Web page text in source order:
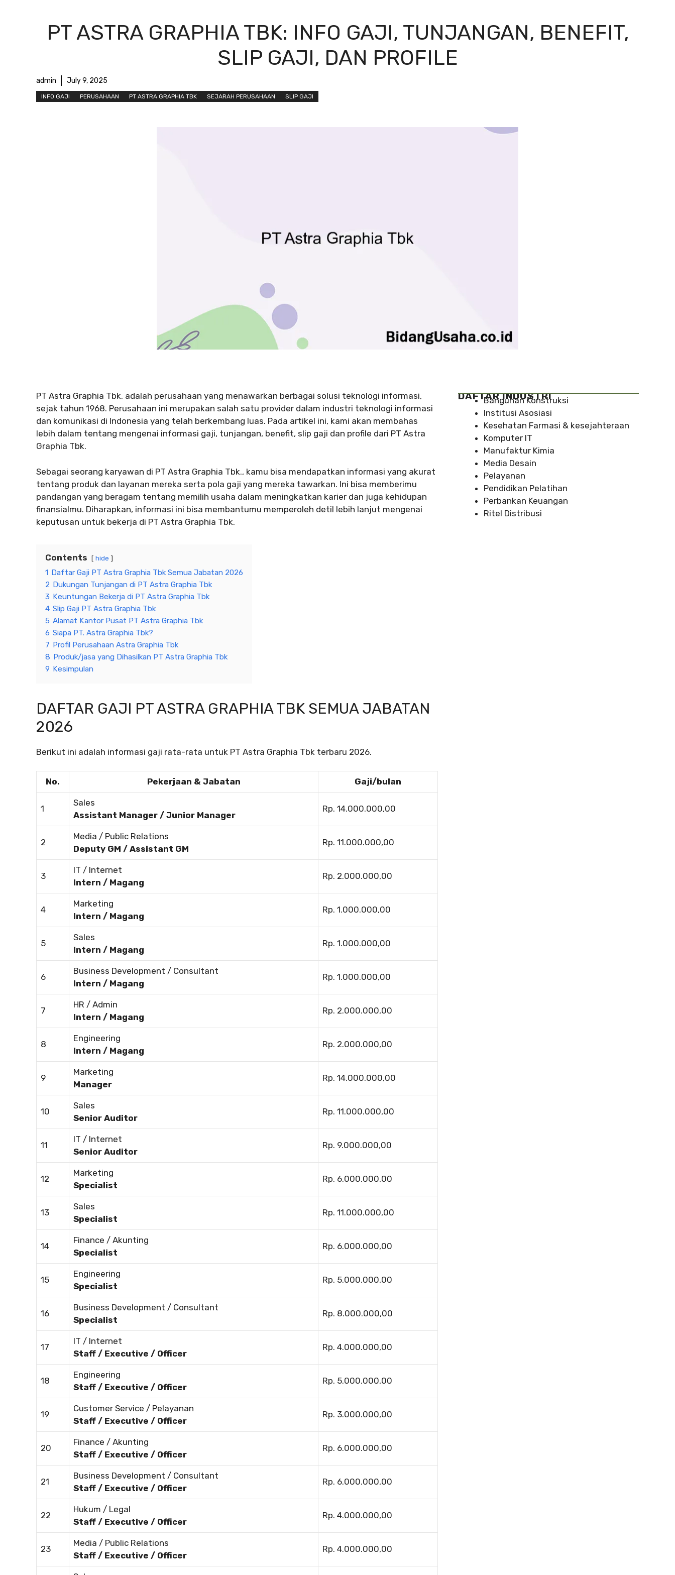
PT ASTRA GRAPHIA TBK: INFO GAJI, TUNJANGAN, BENEFIT,
SLIP GAJI, DAN PROFILE
admin July 9, 2025
INFO GAJI PERUSAHAAN PT ASTRA GRAPHIA TBK SEJARAH PERUSAHAAN SLIP GAJI
PT Astra Graphia Tbk. adalah perusahaan yang menawarkan berbagai solusi teknologi informasi,
sejak tahun 1968. Perusahaan ini merupakan salah satu provider dalam industri teknologi informasi
dan komunikasi di Indonesia yang telah berkembang luas. Pada artikel ini, kami akan membahas
lebih dalam tentang mengenai informasi gaji, tunjangan, benefit, slip gaji dan profile dari PT Astra
Graphia Tbk.
Sebagai seorang karyawan di PT Astra Graphia Tbk., kamu bisa mendapatkan informasi yang akurat
tentang produk dan layanan mereka serta pola gaji yang mereka tawarkan. Ini bisa memberimu
pandangan yang beragam tentang memilih usaha dalam meningkatkan karier dan juga kehidupan
finansialmu. Diharapkan, informasi ini bisa membantumu memperoleh detil lebih lanjut mengenai
keputusan untuk bekerja di PT Astra Graphia Tbk.
Contents hide
1 Daftar Gaji PT Astra Graphia Tbk Semua Jabatan 2026
2 Dukungan Tunjangan di PT Astra Graphia Tbk
3 Keuntungan Bekerja di PT Astra Graphia Tbk
4 Slip Gaji PT Astra Graphia Tbk
5 Alamat Kantor Pusat PT Astra Graphia Tbk
6 Siapa PT. Astra Graphia Tbk?
7 Profil Perusahaan Astra Graphia Tbk
8 Produk/jasa yang Dihasilkan PT Astra Graphia Tbk
9 Kesimpulan
DAFTAR GAJI PT ASTRA GRAPHIA TBK SEMUA JABATAN
2026
Berikut ini adalah informasi gaji rata-rata untuk PT Astra Graphia Tbk terbaru 2026.
No. Pekerjaan & Jabatan Gaji/bulan
1
Sales
Assistant Manager / Junior Manager
Rp. 14.000.000,00
2
Media / Public Relations
Deputy GM / Assistant GM
Rp. 11.000.000,00
3
IT / Internet
Intern / Magang
Rp. 2.000.000,00
4
Marketing
Intern / Magang
Rp. 1.000.000,00
5
Sales
Intern / Magang
Rp. 1.000.000,00
6
Business Development / Consultant
Intern / Magang
Rp. 1.000.000,00
7
HR / Admin
Intern / Magang
Rp. 2.000.000,00
8
Engineering
Intern / Magang
Rp. 2.000.000,00
9
Marketing
Manager
Rp. 14.000.000,00
10
Sales
Senior Auditor
Rp. 11.000.000,00
11
IT / Internet
Senior Auditor
Rp. 9.000.000,00
12
Marketing
Specialist
Rp. 6.000.000,00
13
Sales
Specialist
Rp. 11.000.000,00
14
Finance / Akunting
Specialist
Rp. 6.000.000,00
15
Engineering
Specialist
Rp. 5.000.000,00
16
Business Development / Consultant
Specialist
Rp. 8.000.000,00
17
IT / Internet
Staff / Executive / Officer
Rp. 4.000.000,00
18
Engineering
Staff / Executive / Officer
Rp. 5.000.000,00
19
Customer Service / Pelayanan
Staff / Executive / Officer
Rp. 3.000.000,00
20
Finance / Akunting
Staff / Executive / Officer
Rp. 6.000.000,00
21
Business Development / Consultant
Staff / Executive / Officer
Rp. 6.000.000,00
22
Hukum / Legal
Staff / Executive / Officer
Rp. 4.000.000,00
23
Media / Public Relations
Staff / Executive / Officer
Rp. 4.000.000,00
DAFTAR INDUSTRI
Bangunan Konstruksi
Institusi Asosiasi
Kesehatan Farmasi & kesejahteraan
Komputer IT
Manufaktur Kimia
Media Desain
Pelayanan
Pendidikan Pelatihan
Perbankan Keuangan
Ritel Distribusi